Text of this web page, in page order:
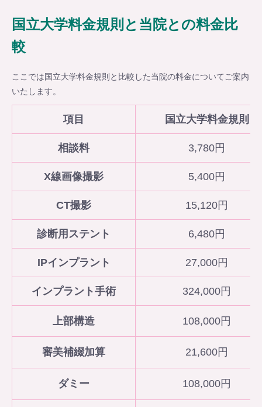
国立大学料金規則と当院との料金比
較
ここでは国立大学料金規則と比較した当院の料金についてご案内
いたします。
項目 国立大学料金規則
相談料 3,780円
X線画像撮影 5,400円
CT撮影 15,120円
診断用ステント 6,480円
IPインプラント 27,000円
インプラント手術 324,000円
上部構造 108,000円
審美補綴加算 21,600円
ダミー 108,000円